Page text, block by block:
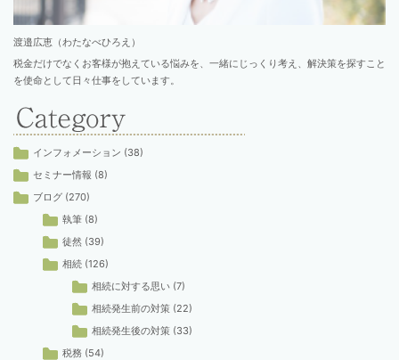
渡邉広恵（わたなべひろえ）
税金だけでなくお客様が抱えている悩みを、一緒にじっくり考え、解決策を探すこと
を使命として日々仕事をしています。
インフォメーション (38)
セミナー情報 (8)
ブログ (270)
執筆 (8)
徒然 (39)
相続 (126)
相続に対する思い (7)
相続発生前の対策 (22)
相続発生後の対策 (33)
税務 (54)